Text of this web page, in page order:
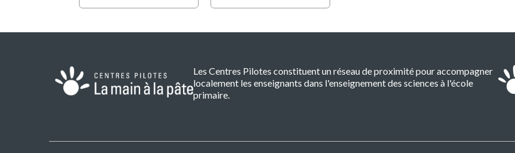
Les Centres Pilotes constituent un réseau de proximité pour accompagner
localement les enseignants dans l'enseignement des sciences à l'école
primaire.